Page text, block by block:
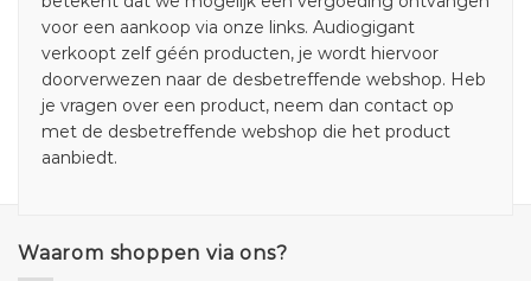
voor een aankoop via onze links. Audiogigant
verkoopt zelf géén producten, je wordt hiervoor
doorverwezen naar de desbetreffende webshop. Heb
je vragen over een product, neem dan contact op
met de desbetreffende webshop die het product
aanbiedt.
Waarom shoppen via ons?